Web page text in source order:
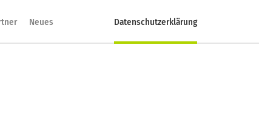
Neues Datenschutzerklärung